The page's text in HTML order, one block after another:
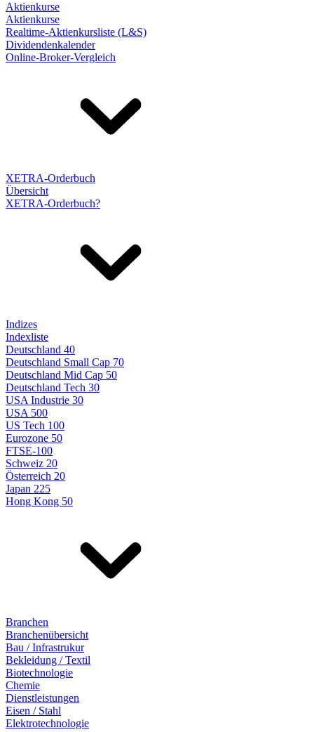
Aktienkurse
Aktienkurse
Realtime-Aktienkursliste (L&S)
Dividendenkalender
Online-Broker-Vergleich
XETRA-Orderbuch
Übersicht
XETRA-Orderbuch?
Indizes
Indexliste
Deutschland 40
Deutschland Small Cap 70
Deutschland Mid Cap 50
Deutschland Tech 30
USA Industrie 30
USA 500
US Tech 100
Eurozone 50
FTSE-100
Schweiz 20
Österreich 20
Japan 225
Hong Kong 50
Branchen
Branchenübersicht
Bau / Infrastrukur
Bekleidung / Textil
Biotechnologie
Chemie
Dienstleistungen
Eisen / Stahl
Elektrotechnologie